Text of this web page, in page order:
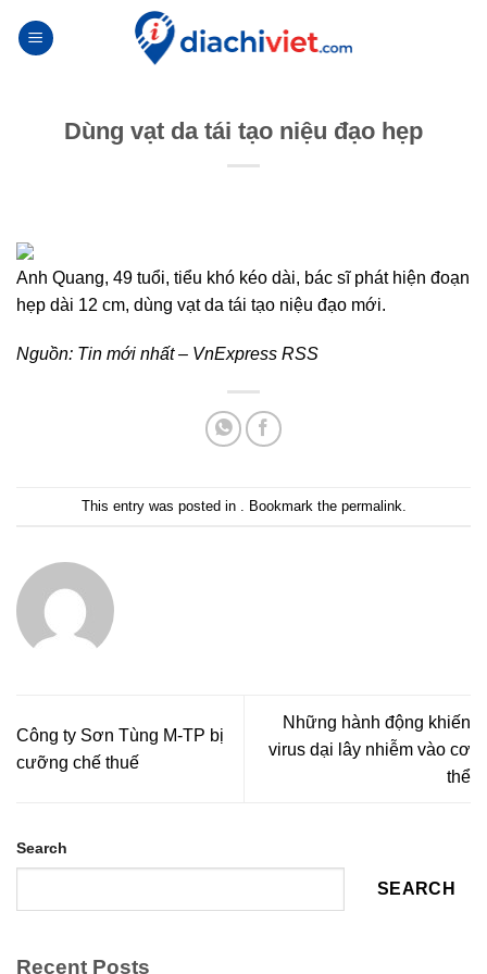
Dùng vạt da tái tạo niệu đạo hẹp
Anh Quang, 49 tuổi, tiểu khó kéo dài, bác sĩ phát hiện đoạn
hẹp dài 12 cm, dùng vạt da tái tạo niệu đạo mới.
Nguồn: Tin mới nhất – VnExpress RSS
This entry was posted in . Bookmark the permalink
Công ty Sơn Tùng M-TP bị
cưỡng chế thuế
Những hành động khiến
virus dại lây nhiễm vào cơ
thể
Search
SEARCH
Recent Posts